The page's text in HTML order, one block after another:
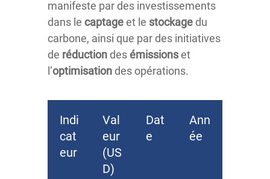
manifeste par des investissements
dans le captageet le stockage du
carbone, ainsi que par des initiatives
de réduction desémissionset
l’optimisation des opérations.
Indi
cat
eur
Val
eur
(US
D)
Dat
e
Ann
ée